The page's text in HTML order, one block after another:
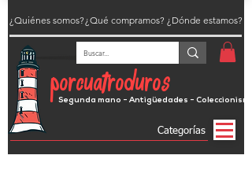
porcuatroduros
Segunda mano - Antigüedades - Coleccionismo
¿Dónde estamos?
¿Quiénes somos?
Categorías
¿Qué compramos?